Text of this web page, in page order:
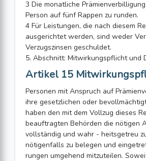
3 Die monatliche
Person auf fünf Rappen zu runden.
4 Für Leistungen, die nach diesem
ausgerichtet werden, sind weder
Verzugszinsen geschuldet.
5. Abschnitt: Mitwirkungspflicht und
Artikel 15
Personen mit Anspruch auf
ihre gesetzlichen oder
haben den mit dem Vollzug dieses
beauftragten Behörden die nötigen
vollständig und wahr - heitsgetreu
nötigenfalls zu belegen und
rungen umgehend mitzuteilen.